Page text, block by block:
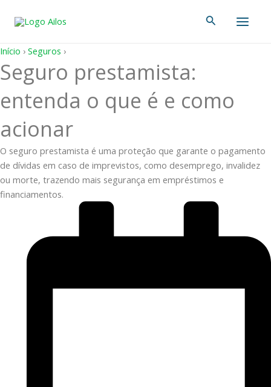
para
conteúdo
Pesquisar
Início › Seguros ›
Seguro prestamista:
entenda o que é e como
acionar
O seguro prestamista é uma proteção que garante o pagamento
de dívidas em caso de imprevistos, como desemprego, invalidez
ou morte, trazendo mais segurança em empréstimos e
financiamentos.